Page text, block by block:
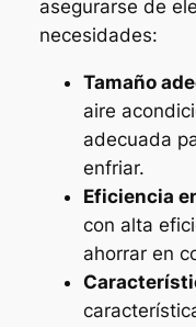
asegurarse de
necesidades:
Tamaño
aire
adecuada
enfriar.
Eficiencia
con alta
ahorrar en